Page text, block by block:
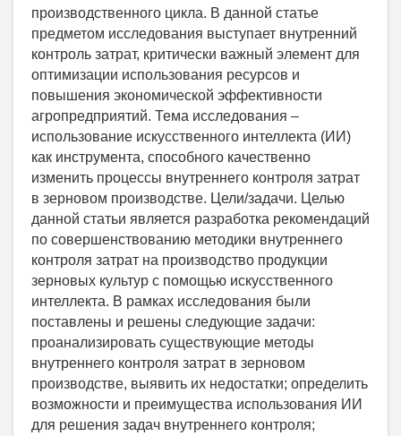
производственного цикла. В данной статье
предметом исследования выступает внутренний
контроль затрат, критически важный элемент для
оптимизации использования ресурсов и
повышения экономической эффективности
агропредприятий. Тема исследования –
использование искусственного интеллекта (ИИ)
как инструмента, способного качественно
изменить процессы внутреннего контроля затрат
в зерновом производстве. Цели/задачи. Целью
данной статьи является разработка рекомендаций
по совершенствованию методики внутреннего
контроля затрат на производство продукции
зерновых культур с помощью искусственного
интеллекта. В рамках исследования были
поставлены и решены следующие задачи:
проанализировать существующие методы
внутреннего контроля затрат в зерновом
производстве, выявить их недостатки; определить
возможности и преимущества использования ИИ
для решения задач внутреннего контроля;